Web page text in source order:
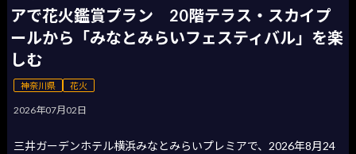
アで花火鑑賞プラン 20階テラス・スカイプ
ールから「みなとみらいフェスティバル」を楽
しむ
神奈川県 花火
2026年07月02日
三井ガーデンホテル横浜みなとみらいプレミアで、2026年8月24